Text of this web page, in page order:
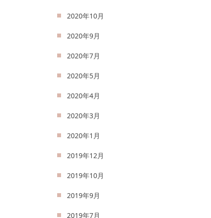
2020年10月
2020年9月
2020年7月
2020年5月
2020年4月
2020年3月
2020年1月
2019年12月
2019年10月
2019年9月
2019年7月